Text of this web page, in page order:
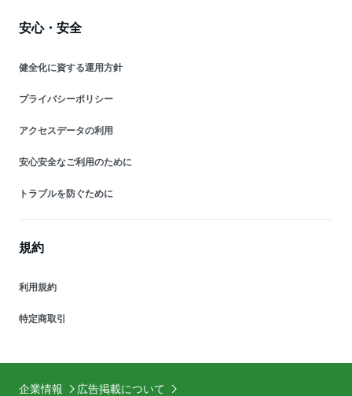
安心・安全
健全化に資する運用方針
プライバシーポリシー
アクセスデータの利用
安心安全なご利用のために
トラブルを防ぐために
規約
利用規約
特定商取引
企業情報 広告掲載について